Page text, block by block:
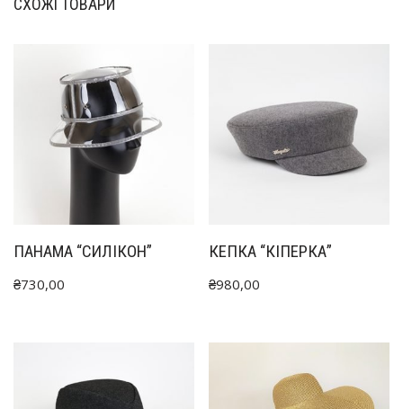
СХОЖІ ТОВАРИ
ПАНАМА “СИЛІКОН”
₴730,00
КЕПКА “КІПЕРКА”
₴980,00